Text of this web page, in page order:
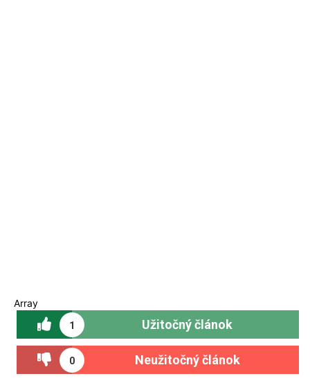
Array
1 Užitočný článok
0 Neužitočný článok